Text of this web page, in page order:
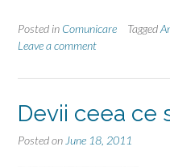
concepte”
Posted in Comunicare Tagged
Leave a comment
Devii ceea ce
Posted on June 18, 2011